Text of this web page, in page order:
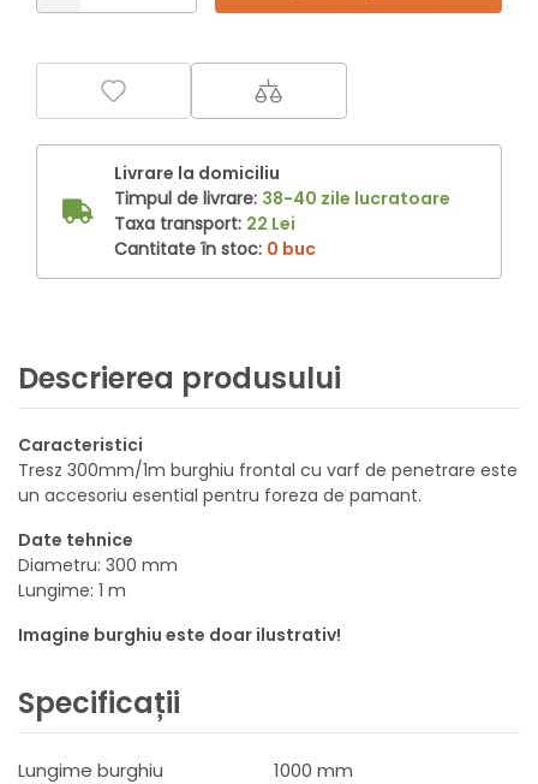
Livrare la domiciliu
Timpul de livrare: 38-40 zile lucratoare
Taxa transport: 22 Lei
Cantitate în stoc: 0 buc
Descrierea produsului
Caracteristici
Tresz 300mm/1m burghiu frontal cu varf de penetrare este
un accesoriu esential pentru foreza de pamant.
Date tehnice
Diametru: 300 mm
Lungime: 1 m
Imagine burghiu este doar ilustrativ!
Specificații
Lungime burghiu
1000 mm